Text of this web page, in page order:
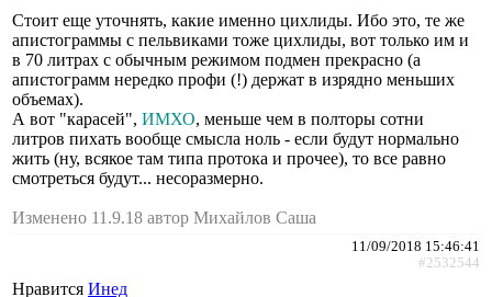
Стоит еще уточнять, какие именно цихлиды. Ибо это, те же
апистограммы с пельвиками тоже цихлиды, вот только им и
в 70 литрах с обычным режимом подмен прекрасно (а
апистограмм нередко профи (!) держат в изрядно меньших
объемах).
А вот "карасей", ИМХО, меньше чем в полторы сотни
литров пихать вообще смысла ноль - если будут нормально
жить (ну, всякое там типа протока и прочее), то все равно
смотреться будут... несоразмерно.
Изменено 11.9.18 автор Михайлов Саша
11/09/2018 15:46:41
#2532544
Нравится Инед